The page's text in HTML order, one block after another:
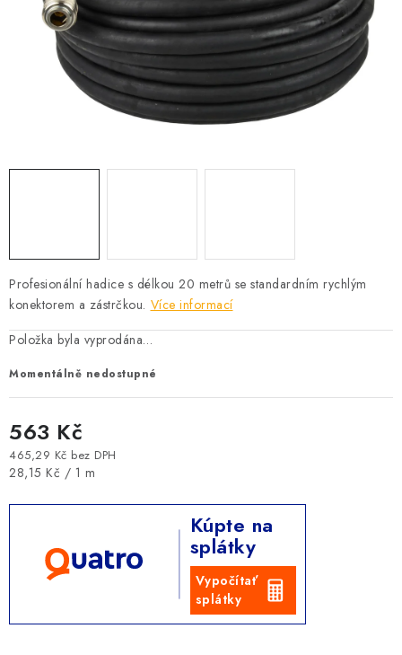
PROFI PORADNA
AUTODOPLŇKY
KRYCÍ PLACHTY - CELTY
LICENCE K FOTOGRAFIÍM
Doplňkové služby Profigaráž.cz
Newslleter z Profigaraz.cz
Dárek k objednávce
Profesionální hadice s délkou 20 metrů se standardním rychlým
konektorem a zástrčkou. Více informací
Položka byla vyprodána…
Momentálně nedostupné
563 Kč
465,29 Kč bez DPH
Měrná cena:
28,15 Kč / 1 m
Kúpte na
splátky
Vypočítať
splátky